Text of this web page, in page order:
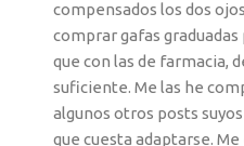
compensados los dos
comprar gafas
que con las de farmacia,
suficiente. Me las he
algunos otros posts
que cuesta adaptarse.